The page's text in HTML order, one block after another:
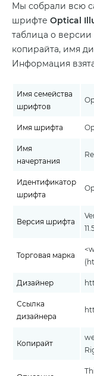
Мы собрали всю
шрифте Optical
таблица о
копирайта, имя
Информация
Имя семейства
шрифтов
Имя шрифта
Имя
начертания
Идентификатор
шрифта
Версия шрифта
Торговая марка
Дизайнер
Ссылка
дизайнера
Копирайт